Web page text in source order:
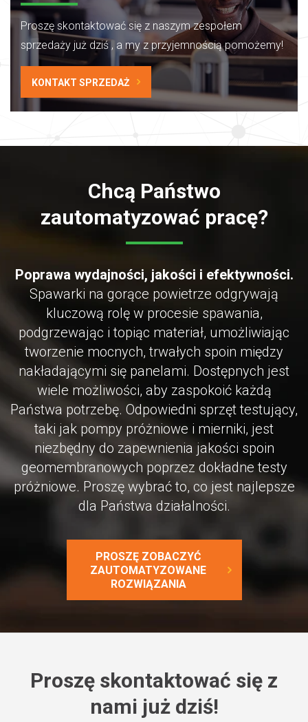
Proszę skontaktować się z naszym zespołem
sprzedaży już dziś, a my z przyjemnością pomożemy!
KONTAKT SPRZEDAŻ
Chcą Państwo
zautomatyzować pracę?
Poprawa wydajności, jakości i efektywności.
Spawarki na gorące powietrze odgrywają
kluczową rolę w procesie spawania,
podgrzewając i topiąc materiał, umożliwiając
tworzenie mocnych, trwałych spoin między
nakładającymi się panelami. Dostępnych jest
wiele możliwości, aby zaspokoić każdą
Państwa potrzebę. Odpowiedni sprzęt testujący,
taki jak pompy próżniowe i mierniki, jest
niezbędny do zapewnienia jakości spoin
geomembranowych poprzez dokładne testy
próżniowe. Proszę wybrać to, co jest najlepsze
dla Państwa działalności.
PROSZĘ ZOBACZYĆ
ZAUTOMATYZOWANE
ROZWIĄZANIA
Proszę skontaktować się z
nami już dziś!